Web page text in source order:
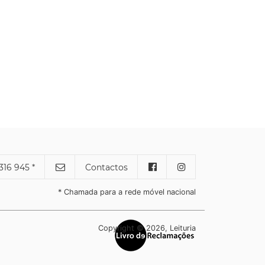
945 * Contactos
* Chamada para a rede móvel nacional
Copyright © 2026, Leituria